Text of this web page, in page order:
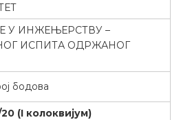
У ИНЖЕЊЕРСТВУ –
ИСПИТА ОДРЖАНОГ
бодова
20 (I колоквијум)